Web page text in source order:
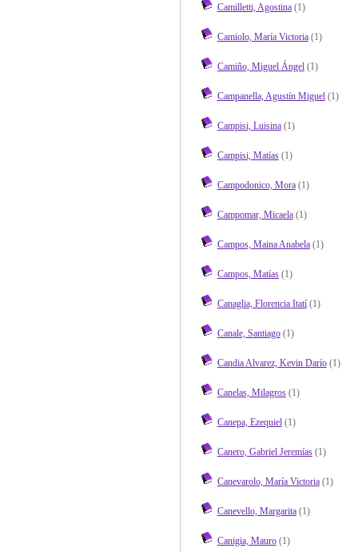
Camilletti, Agostina(1)
Camiolo, María Victoria(1)
Camiño, Miguel Ángel(1)
Campanella, Agustín Miguel(1)
Campisi, Luisina(1)
Campisi, Matías(1)
Campodonico, Mora(1)
Campomar, Micaela(1)
Campos, Maina Anabela(1)
Campos, Matías(1)
Canaglia, Florencia Itatí(1)
Canale, Santiago(1)
Candia Alvarez, Kevin Darío(1)
Canelas, Milagros(1)
Canepa, Ezequiel(1)
Canero, Gabriel Jeremías(1)
Canevarolo, María Victoria(1)
Canevello, Margarita(1)
Canigia, Mauro(1)